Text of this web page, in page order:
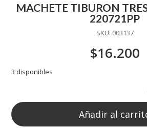
MACHETE TIBURON
220721PP
SKU: 003137
$16.200
3 disponibles
Añadir al